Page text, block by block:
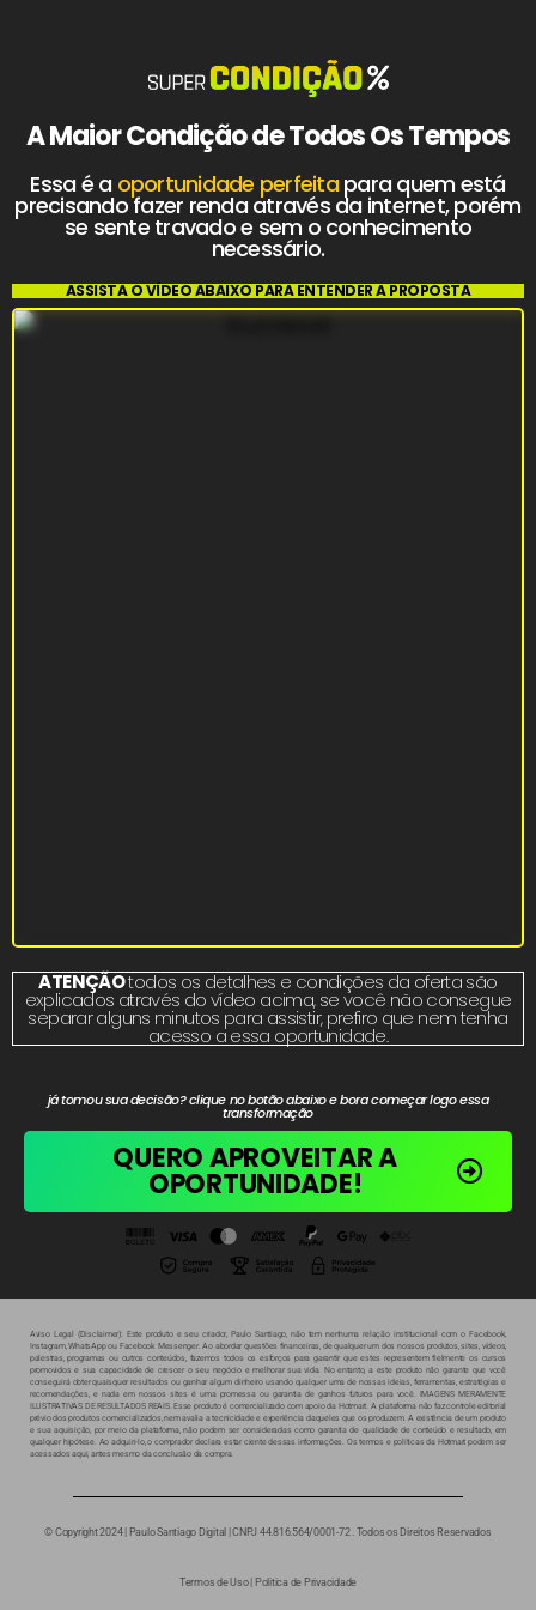
A Maior Condição de Todos Os Tempos
Essa é a oportunidade perfeitapara quem está
precisando fazer renda através da internet, porém
se sente travado e sem o conhecimento
necessário.
ASSISTA O VÍDEO ABAIXO PARA ENTENDER A PROPOSTA
ATENÇÃOtodos os detalhes e condições da oferta são
explicados através do vídeo acima, se você não consegue
separar alguns minutos para assistir, prefiro que nem tenha
acesso a essa oportunidade.
já tomou sua decisão? clique no botão abaixo e bora começar logo essa
transformação
QUERO APROVEITAR A
OPORTUNIDADE!
Aviso Legal (Disclaimer): Este produto e seu criador, Paulo Santiago, não tem nenhuma relação institucional com o Facebook,
Instagram, WhatsApp ou Facebook Messenger. Ao abordar questões financeiras, de qualquer um dos nossos produtos, sites, vídeos,
palestras, programas ou outros conteúdos, fazemos todos os esforços para garantir que estes representem fielmente os cursos
promovidos e sua capacidade de crescer o seu negócio e melhorar sua vida. No entanto, a este produto não garante que você
conseguirá obter quaisquer resultados ou ganhar algum dinheiro usando qualquer uma de nossas ideias, ferramentas, estratégias e
recomendações, e nada em nossos sites é uma promessa ou garantia de ganhos futuros para você. IMAGENS MERAMENTE
ILUSTRATIVAS DE RESULTADOS REAIS.Esse produto é comercializado com apoio da Hotmart. A plataforma não faz controle editorial
prévio dos produtos comercializados, nem avalia a tecnicidade e experiência daqueles que os produzem. A existência de um produto
e sua aquisição, por meio da plataforma, não podem ser consideradas como garantia de qualidade de conteúdo e resultado, em
qualquer hipótese. Ao adquiri-lo, o comprador declara estar ciente dessas informações. Os termos e políticas da Hotmart podem ser
acessados aqui, antes mesmo da conclusão da compra.
© Copyright 2024 | Paulo Santiago Digital | CNPJ 44.816.564/0001-72 . Todos os Direitos Reservados
Termos de Uso| Politica de Privacidade